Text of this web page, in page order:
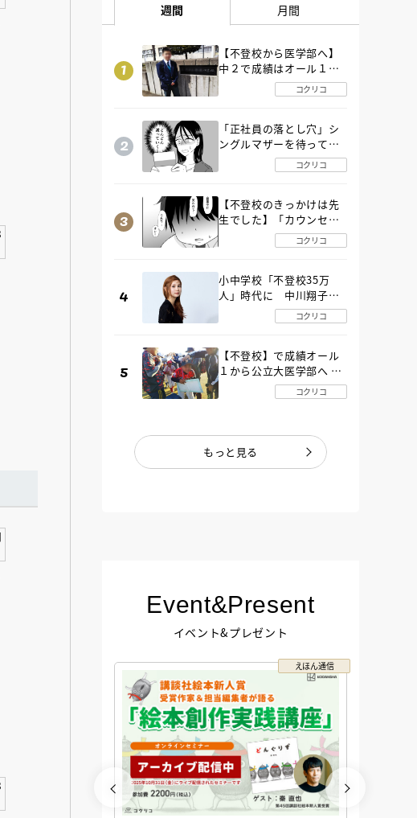
週間 月間
【不登校から医学部へ】
中２で成績はオール１
「昼夜逆転」したわが子
を”夜遊び”に連れ出した
コクリコ
「正社員の落とし穴」シ
ングルマザーを待ってい
た“魔の２年間”【後編】
コクリコ
【不登校のきっかけは先
生でした】「カウンセリ
ングの時間」生徒の情報
をバラしたのは…《第２
コクリコ
小中学校「不登校35万
人」時代に 中川翔子さ
んが審査委員長「不登校
生動画甲子園 2026」が開
コクリコ
【不登校】で成績オール
１から公立大医学部へ 中
２で起立性調節障害「治
るまで３年」の診断 その
コクリコ
もっと見る
Event&Present
イベント&プレゼント
えほん通信